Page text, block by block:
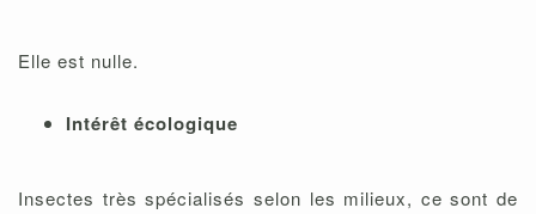
Elle est nulle.
Intérêt écologique
Insectes très spécialisés selon les milieux, ce sont de